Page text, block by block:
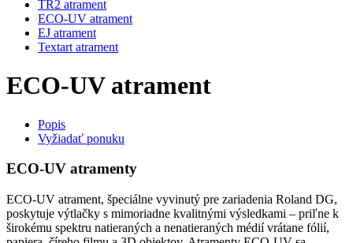
TR2 atrament
ECO-UV atrament
EJ atrament
Textart atrament
ECO-UV atrament
Popis
Vyžiadať ponuku
ECO-UV atramenty
ECO-UV atrament, špeciálne vyvinutý pre zariadenia Roland DG,
poskytuje výtlačky s mimoriadne kvalitnými výsledkami – priľne k
širokému spektru natieraných a nenatieraných médií vrátane fólií,